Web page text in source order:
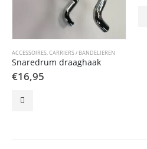
ACCESSOIRES,CARRIERS / BANDELIEREN
Snaredrum draaghaak
€16,95